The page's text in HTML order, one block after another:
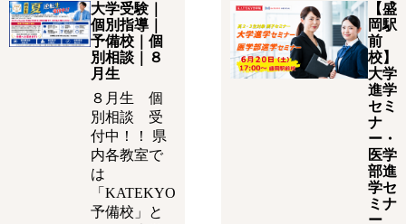
大学受験｜
個別指導｜
予備校｜個
別相談｜８
月生
８月生 個
別相談 受
付中！！ 県
内各教室で
は
「KATEKYO
予備校」と
【盛
岡駅
前
校】
大学
進学
セミ
ナ
ー・
医学
部進
学セ
ミナ
ー